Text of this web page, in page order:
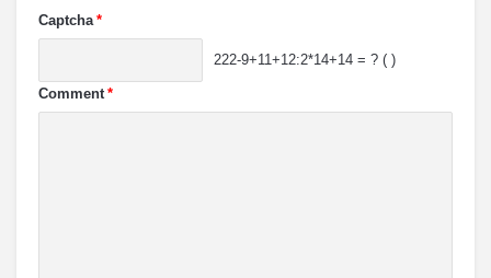
Captcha *
222-9+11+12:2*14+14 = ? ( )
Comment *